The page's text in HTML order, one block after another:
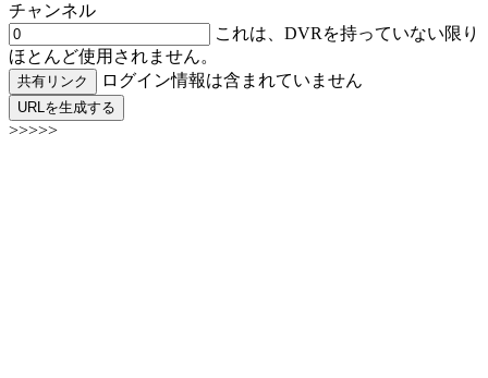
チャンネル
これは、DVRを持っていない限り
ほとんど使用されません。
共有リンク ログイン情報は含まれていません
URLを生成する
>>>>>